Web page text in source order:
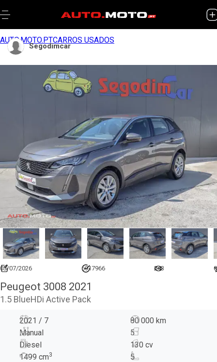
AUTO.MOTO.PTCARROS USADOS
03/07/2026 6917966 243 0
Peugeot 3008 2021
1.5 BlueHDi Active Pack
2021 / 7
80 000 km
Manual
5
Diesel
130 cv
1499 cm3 5
Segodimcar